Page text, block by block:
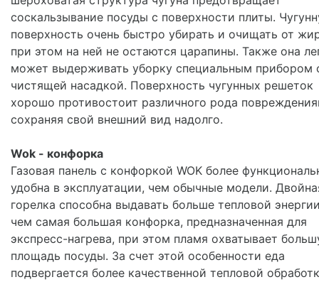
соскальзывание посуды с поверхности плиты.
поверхность очень быстро убирать и очищать от
при этом на ней не остаются царапины. Также она
может выдерживать уборку специальным прибором
чистящей насадкой. Поверхность чугунных решеток
хорошо противостоит различного рода
сохраняя свой внешний вид надолго.
Wok - конфорка
Газовая панель с конфоркой WOK более
удобна в эксплуатации, чем обычные модели.
горелка способна выдавать больше тепловой
чем самая большая конфорка, предназначенная для
экспресс-нагрева, при этом пламя охватывает
площадь посуды. За счет этой особенности еда
подвергается более качественной тепловой